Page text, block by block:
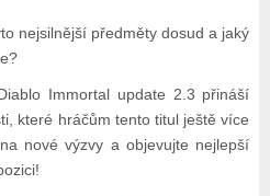
nejsilnější předměty dosud a jaký
Immortal update 2.3 přináší
které hráčům tento titul ještě více
nové výzvy a objevujte nejlepší